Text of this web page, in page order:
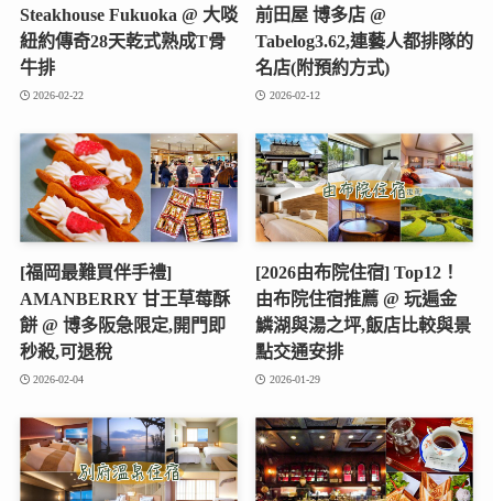
Steakhouse Fukuoka @ 大啖
紐約傳奇28天乾式熟成T骨
牛排
2026-02-22
前田屋 博多店 @
Tabelog3.62,連藝人都排隊的
名店(附預約方式)
2026-02-12
[福岡最難買伴手禮]
AMANBERRY 甘王草莓酥
餅 @ 博多阪急限定,開門即
秒殺,可退稅
2026-02-04
[2026由布院住宿] Top12！
由布院住宿推薦 @ 玩遍金
鱗湖與湯之坪,飯店比較與景
點交通安排
2026-01-29